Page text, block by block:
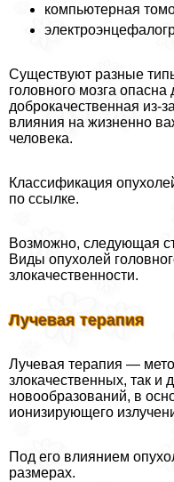
компьютерная
Существуют разные
головного мозга
доброкачественная из-
влияния на жизненно
человека.
Классификация
по ссылке.
Возможно, следующая
Виды опухолей
злокачественности.
Лучевая терапия
Лучевая терапия —
злокачественных, так и
новообразований, в
ионизирующего
Под его влиянием
размерах.